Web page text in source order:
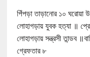
পিঁপড়া তাড়ানোর ১০ ঘরোয়া
লোহাগড়ায় যুবক হত্যা ॥
লোহাগড়ায় সন্ত্রসী তান্ডব
গ্রেফতার ৮